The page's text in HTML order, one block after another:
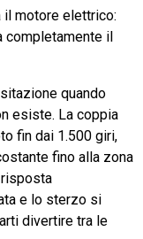
il motore elettrico:
completamente il
quando
esiste. La coppia
fin dai 1.500 giri,
fino alla zona
e lo sterzo si
divertire tra le